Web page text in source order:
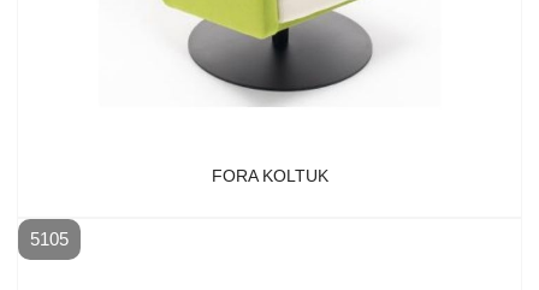
FORA KOLTUK
5105